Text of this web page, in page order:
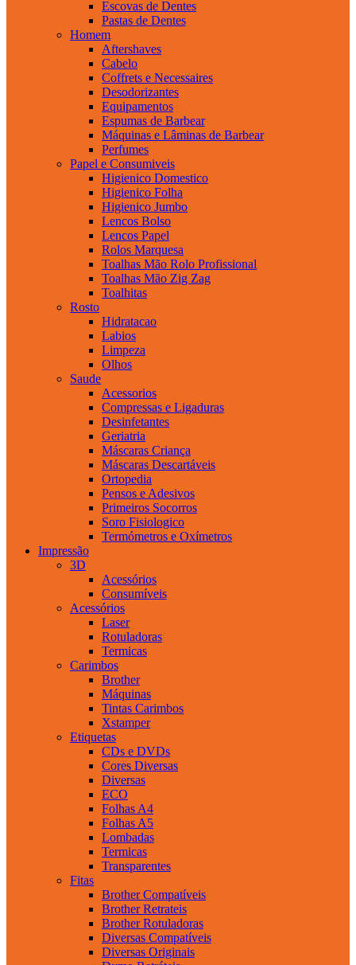
Escovas de Dentes
Pastas de Dentes
Homem
Aftershaves
Cabelo
Coffrets e Necessaires
Desodorizantes
Equipamentos
Espumas de Barbear
Máquinas e Lâminas de Barbear
Perfumes
Papel e Consumiveis
Higienico Domestico
Higienico Folha
Higienico Jumbo
Lencos Bolso
Lencos Papel
Rolos Marquesa
Toalhas Mão Rolo Profissional
Toalhas Mão Zig Zag
Toalhitas
Rosto
Hidratacao
Labios
Limpeza
Olhos
Saude
Acessorios
Compressas e Ligaduras
Desinfetantes
Geriatria
Máscaras Criança
Máscaras Descartáveis
Ortopedia
Pensos e Adesivos
Primeiros Socorros
Soro Fisiologico
Termómetros e Oxímetros
Impressão
3D
Acessórios
Consumíveis
Acessórios
Laser
Rotuladoras
Termicas
Carimbos
Brother
Máquinas
Tintas Carimbos
Xstamper
Etiquetas
CDs e DVDs
Cores Diversas
Diversas
ECO
Folhas A4
Folhas A5
Lombadas
Termicas
Transparentes
Fitas
Brother Compatíveis
Brother Retrateis
Brother Rotuladoras
Diversas Compatíveis
Diversas Originais